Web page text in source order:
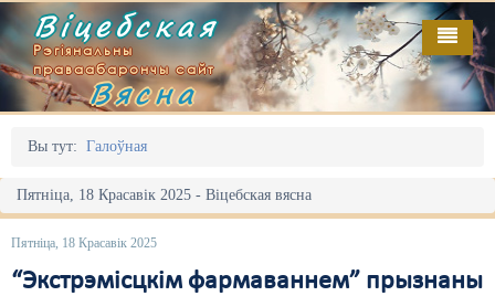
Віцебская
Рэгіянальны
праваабарончы сайт
Вясна
Вы тут: Галоўная
Пятніца, 18 Красавік 2025 - Віцебская вясна
Пятніца, 18 Красавік 2025
“Экстрэмісцкім фармаваннем” прызнаны
Галоўная
Адміністрацыйны перасьлед
Акцыі
Выбары
Выданьні
Відэа
Пра нас